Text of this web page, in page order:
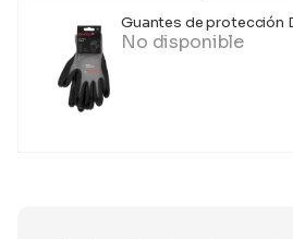
Guantes de protección
No disponible